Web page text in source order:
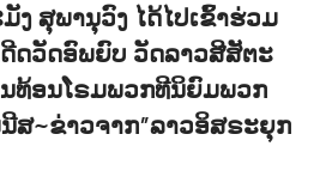
ງ ສຸພານຸວົງ ໄດ້ໄປເຂົ້າຮ່ວມ
ດວັດອົພຍົບ ວັດລາວສີສັຕະ
ທ້ອນໂຣມພວກທີນິຍົມພວກ
ສ~ຂ່າວຈາກ”ລາວອິສຣະຍຸກ